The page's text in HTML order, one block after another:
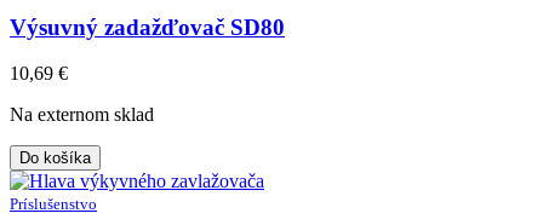
Výsuvný zadažďovač SD80
10,69 €
Na externom sklad
Do košíka
Príslušenstvo